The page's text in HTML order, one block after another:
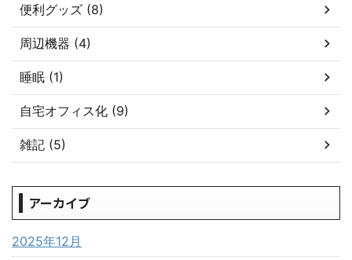
便利グッズ (8)
周辺機器 (4)
睡眠 (1)
自宅オフィス化 (9)
雑記 (5)
アーカイブ
2025年12月